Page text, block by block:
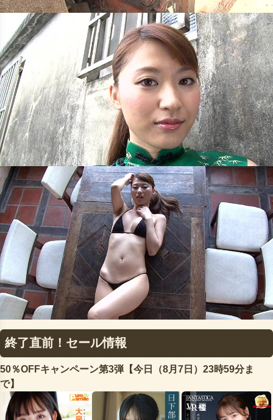
終了直前！セール情報
50％OFFキャンペーン第3弾【今日（8月7日）23時59分ま
で】